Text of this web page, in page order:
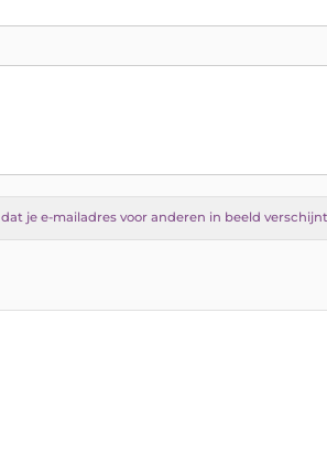
je e-mailadres voor anderen in beeld verschijnt